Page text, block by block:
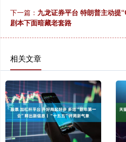
下一篇： 九龙证券平台 特朗普主动提
剧本下面暗藏老套路
相关文章